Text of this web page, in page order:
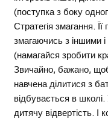
(поступка з боку
Стратегія змагання.
змагаючись з іншими
(намагайся зробити
Звичайно, бажано,
навчена ділитися з
відбувається в школі.
дитячу відвертість. І